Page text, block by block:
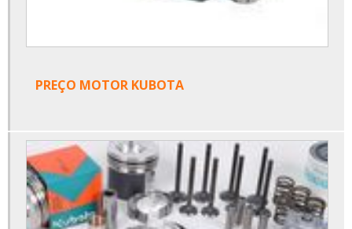
PREÇO MOTOR KUBOTA